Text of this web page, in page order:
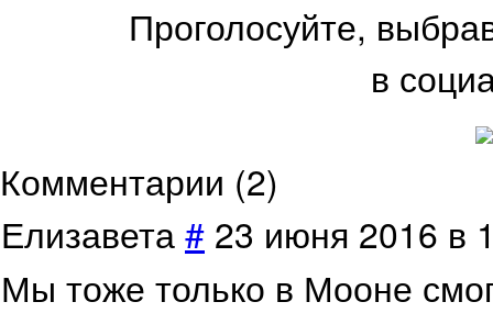
Проголосуйте,
в
Комментарии (2)
Елизавета # 23 июня 2016 в
Мы тоже только в Мооне